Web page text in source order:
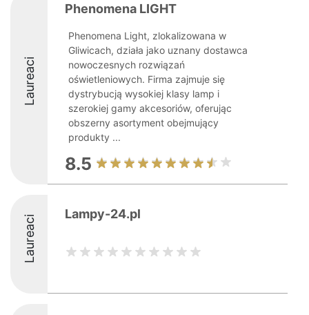
Laureaci
Phenomena LIGHT
Phenomena Light, zlokalizowana w
Gliwicach, działa jako uznany dostawca
nowoczesnych rozwiązań
oświetleniowych. Firma zajmuje się
dystrybucją wysokiej klasy lamp i
szerokiej gamy akcesoriów, oferując
obszerny asortyment obejmujący
produkty ...
8.5
Laureaci Lampy-24.pl